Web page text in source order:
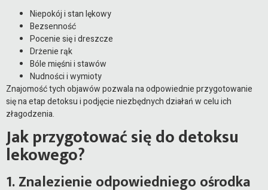
Niepokój i stan lękowy
Bezsenność
Pocenie się i dreszcze
Drżenie rąk
Bóle mięśni i stawów
Nudności i wymioty
Znajomość tych objawów pozwala na odpowiednie przygotowanie
się na etap detoksu i podjęcie niezbędnych działań w celu ich
złagodzenia.
Jak przygotować się do detoksu
lekowego?
1. Znalezienie odpowiedniego ośrodka